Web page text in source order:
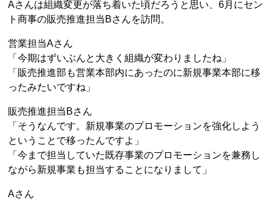
Aさんは組織変更が落ち着いた頃だろうと思い、6月にセン
ト商事の販売推進担当Bさんを訪問。
営業担当Aさん
「今期はずいぶんと大きく組織が変わりましたね」
「販売推進部も営業本部内にあったのに新規事業本部に移
ったみたいですね」
販売推進担当Bさん
「そうなんです。新規事業のプロモーションを強化しよう
ということで移ったんですよ」
「今まで担当していた既存事業のプロモーションを兼務し
ながら新規事業も担当することになりまして」
Aさん